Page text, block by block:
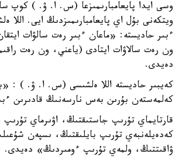
وسى ايدا پايعامبارىمىزعا (س. ا. ۋ. ) كوپ
ويتكەنى بۇل اي پايعامبارىمىزدىڭ ايى.
ءبىر حاديستە: «ماعان ءبىر رەت سالۋات ايتقان
ون رەت سالاۋات ايتادى (ياعني، ون رەت
دەيدى.
كەيبىر حاديستە اللا ەلشىسى (س. ا. ۋ. ) :
كەلمەستەن بۇرىن بەس نارسەنىڭ قادىرىن
قارتايماي تۇرىپ جاستىقتىڭ، اۋىرماي تۇرىپ
كەدەيلەنبەي تۇرىپ بايلىقتىڭ، ىسپەن
ۋاقىتتىڭ، ولمەي تۇرىپ ءومىردىڭ» دەيدى.